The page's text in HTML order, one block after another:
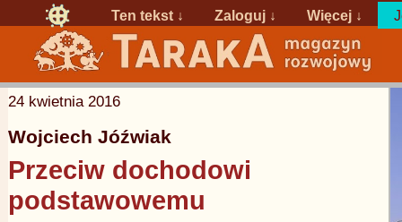
Ten tekst ↓ Zaloguj ↓ Więcej ↓
24 kwietnia 2016
Wojciech Jóźwiak
Przeciw dochodowi
podstawowemu